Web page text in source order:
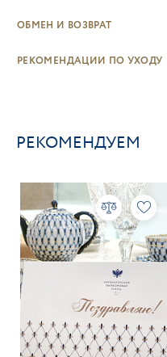
ОБМЕН И ВОЗВРАТ
РЕКОМЕНДАЦИИ ПО УХОДУ
РЕКОМЕНДУЕМ